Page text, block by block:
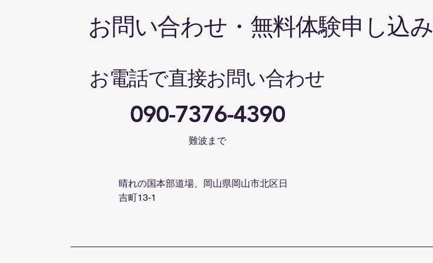
お問い合わせ・無料体験申し込み
お電話で直接お問い合わせ
090-7376-4390
難波まで
晴れの国本部道場、岡山県岡山市北区日
吉町13-1